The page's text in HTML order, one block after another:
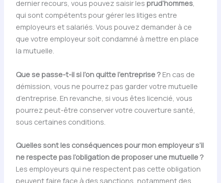
dernier recours, vous pouvez saisir les prud’hommes,
qui sont compétents pour gérer les litiges entre
employeurs et salariés. Vous pouvez demander à ce
que votre employeur soit condamné à mettre en place
la mutuelle.
Que se passe-t-il si l’on quitte l’entreprise ?En cas de
démission, vous ne pourrez pas garder votre mutuelle
d’entreprise. En revanche, si vous êtes licencié, vous
pourrez peut-être conserver votre couverture santé,
sous certaines conditions.
Quelles sont les conséquences pour mon employeur s’il
ne respecte pas l’obligation de proposer une mutuelle ?
Les employeurs qui ne respectent pas cette obligation
peuvent faire face à des sanctions, notamment des